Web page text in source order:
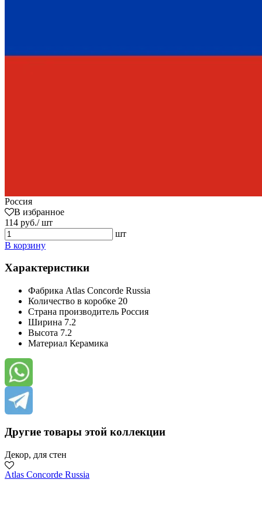
Россия
В избранное
114 руб./ шт
шт
В корзину
Характеристики
Фабрика Atlas Concorde Russia
Количество в коробке 20
Страна производитель Россия
Ширина 7.2
Высота 7.2
Материал Керамика
Другие товары этой коллекции
Декор, для стен
Atlas Concorde Russia